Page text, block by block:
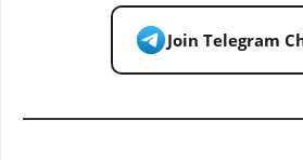
Join Telegram